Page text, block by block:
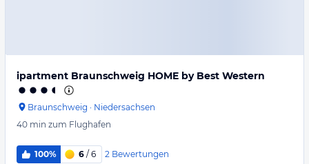
ipartment Braunschweig HOME by Best Western
Braunschweig · Niedersachsen
40 min zum Flughafen
100% 6 / 6 2 Bewertungen